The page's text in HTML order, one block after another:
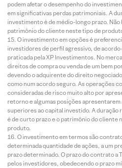
podem afetar o desempenho do
em significativas perdas patrimoniais. A
investimento é de médio-longo prazo. Não
patrimônio do cliente neste tipo de
O investimento em opções é
investidores de perfil agressivo, de
praticada pela XP Investimentos. No
direitos de compra ou venda de um bem
devendo o adquirente do direito
como num acordo seguro. As operações
consideradas de risco muito alto por
retorno e algumas posições apresentarem
superiores ao capital investido. A duração
é de curto prazo e o patrimônio do cliente
produto.
O investimento em termos são
determinada quantidade de ações, a um
prazo determinado. O prazo do contrato a
pelos investidores, obedecendo o prazo